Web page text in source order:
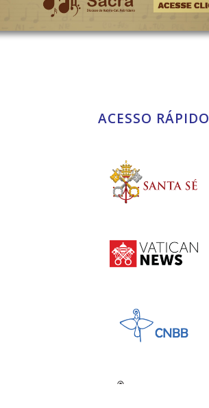
ACESSO RÁPIDO